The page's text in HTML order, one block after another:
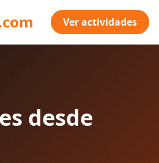
Ver actividades
desde